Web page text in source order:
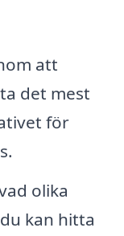
att
det mest
för
olika
kan hitta